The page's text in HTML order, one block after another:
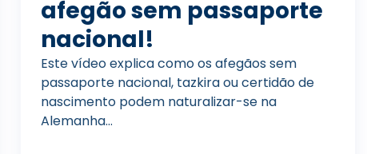
d
e
o
d
afegão sem passaporte
nacional!
Este vídeo explica como os afegãos sem
passaporte nacional, tazkira ou certidão de
nascimento podem naturalizar-se na
Alemanha...